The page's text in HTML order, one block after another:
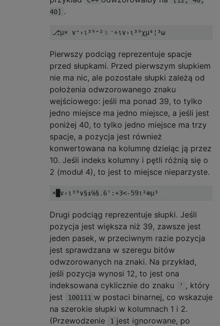
40]
.
Pierwszy podciąg reprezentuje spacje
przed słupkami. Przed pierwszym słupkiem
nie ma nic, ale pozostałe słupki zależą od
położenia odwzorowanego znaku
wejściowego: jeśli ma ponad 39, to tylko
jedno miejsce ma jedno miejsce, a jeśli jest
poniżej 40, to tylko jedno miejsce ma trzy
spacje, a pozycja jest również
konwertowana na kolumnę dzieląc ją przez
10. Jeśli indeks kolumny i pętli różnią się o
2 (moduł 4), to jest to miejsce nieparzyste.
Drugi podciąg reprezentuje słupki. Jeśli
pozycja jest większa niż 39, zawsze jest
jeden pasek, w przeciwnym razie pozycja
jest sprawdzana w szeregu bitów
odwzorowanych na znaki. Na przykład,
jeśli pozycja wynosi 12, to jest ona
indeksowana cyklicznie do znaku
' , który
jest
100111 w postaci binarnej, co wskazuje
na szerokie słupki w kolumnach 1 i 2.
(Przewodzenie
1 jest ignorowane, po